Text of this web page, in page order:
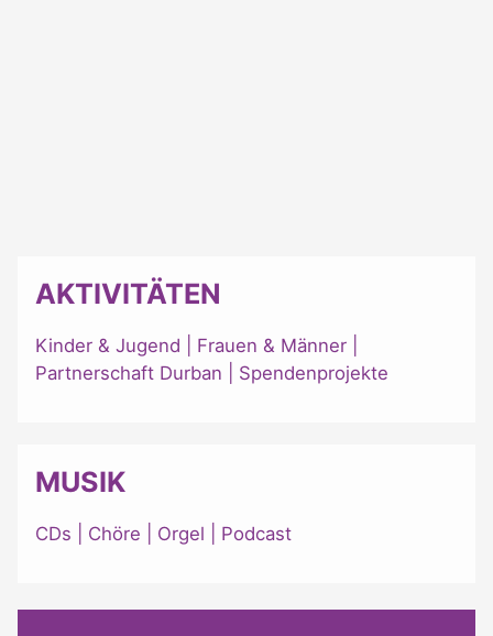
AKTIVITÄTEN
Kinder & Jugend Frauen & Männer
Partnerschaft Durban
Spendenprojekte
MUSIK
CDs Chöre Orgel Podcast